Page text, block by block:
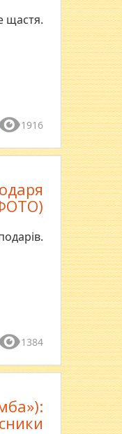
щастя.
1916
1384